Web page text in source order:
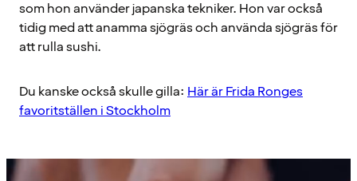
som hon använder japanska tekniker. Hon var också
tidig med att anamma sjögräs och använda sjögräs för
att rulla sushi.
Du kanske också skulle gilla: Här är Frida Ronges
favoritställen i Stockholm